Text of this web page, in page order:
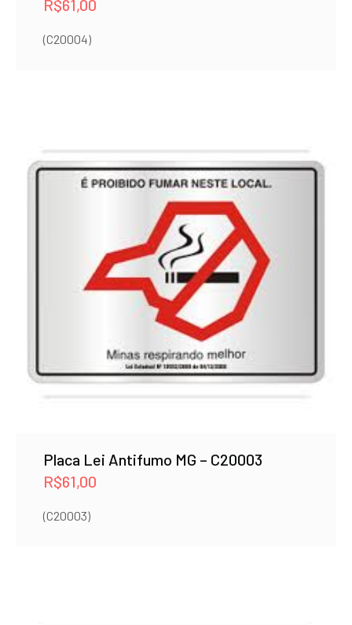
R$61,00
(C20004)
Placa Lei Antifumo MG – C20003
R$61,00
(C20003)